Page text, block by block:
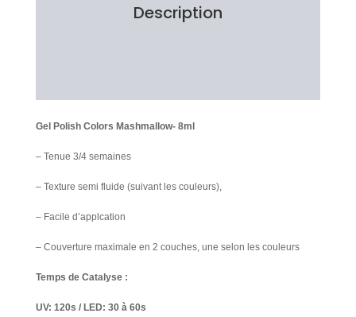
Description
Gel Polish Colors Mashmallow- 8ml
– Tenue 3/4 semaines
– Texture semi fluide (suivant les couleurs),
– Facile d’applcation
– Couverture maximale en 2 couches, une selon les couleurs
Temps de Catalyse :
UV: 120s / LED: 30 à 60s